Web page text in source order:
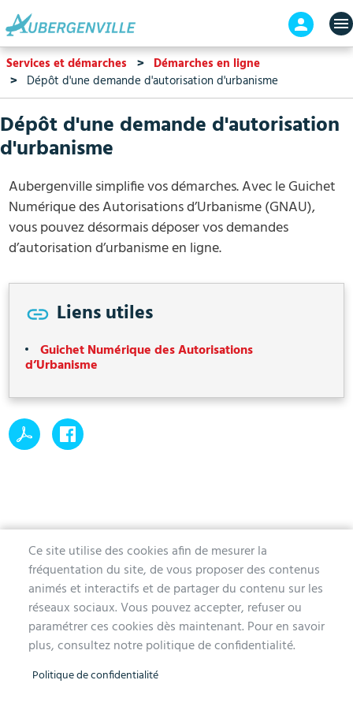
contenu
principal
En-
tête
Services et démarches
Démarches en ligne
Dépôt d'une demande d'autorisation d'urbanisme
Dépôt d'une demande d'autorisation
d'urbanisme
Aubergenville simplifie vos démarches. Avec le Guichet
Numérique des Autorisations d’Urbanisme (GNAU),
vous pouvez désormais déposer vos demandes
d’autorisation d’urbanisme en ligne.
Liens utiles
Guichet Numérique des Autorisations
d’Urbanisme
Ce site utilise des cookies afin de mesurer la
fréquentation du site, de vous proposer des contenus
animés et interactifs et de partager du contenu sur les
réseaux sociaux. Vous pouvez accepter, refuser ou
paramétrer ces cookies dès maintenant. Pour en savoir
plus, consultez notre politique de confidentialité.
Politique de confidentialité
MAIRIE D'AUBERGENVILLE
1 avenue de la Division Leclerc
78410 Aubergenville
Tél. 01 30 90 45 00
Lundi, mercredi, jeudi et vendredi de 9h à 12h et de 14h à 17h